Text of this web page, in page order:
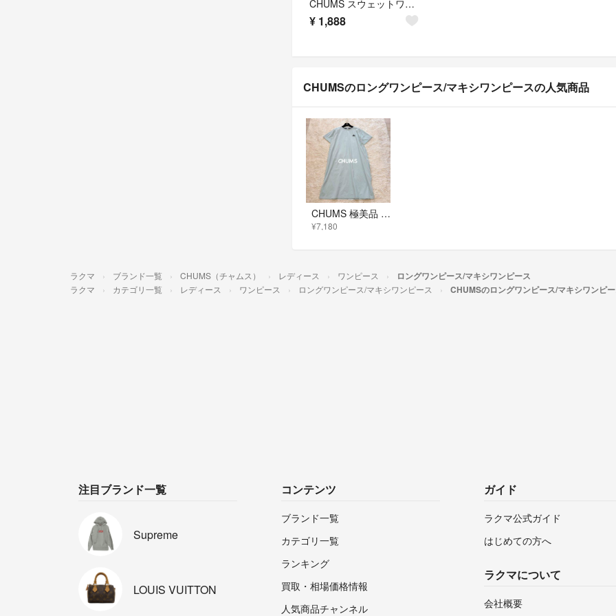
CHUMS スウェットワンピ マキシ丈
¥ 1,888
CHUMSのロングワンピース/マキシワンピースの人気商品
CHUMS 極美品 ロングワンピース ライトブルー Lサイズ ストレッチ素材
¥7,180
ラクマ ブランド一覧 CHUMS（チャムス） レディース ワンピース ロングワンピース/マキシワンピース
ラクマ カテゴリ一覧 レディース ワンピース ロングワンピース/マキシワンピース CHUMSのロングワンピース/マキシワンピ
注目ブランド一覧
Supreme
LOUIS VUITTON
コンテンツ
ブランド一覧
カテゴリ一覧
ランキング
買取・相場価格情報
人気商品チャンネル
ガイド
ラクマ公式ガイド
はじめての方へ
ラクマについて
会社概要